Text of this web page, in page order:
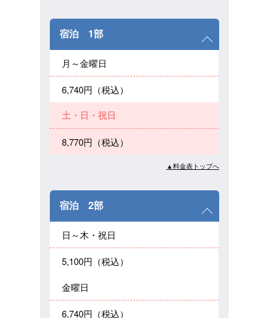
宿泊 1部
月～金曜日
6,740円（税込）
土・日・祝日
8,770円（税込）
▲料金表トップへ
宿泊 2部
日～木・祝日
5,100円（税込）
金曜日
6,740円（税込）